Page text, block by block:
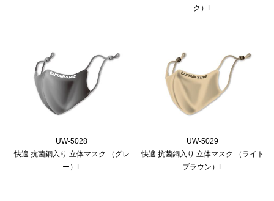
ク）L
UW-5028
快適 抗菌銅入り 立体マスク （グレ
ー）L
UW-5029
快適 抗菌銅入り 立体マスク （ライト
ブラウン）L